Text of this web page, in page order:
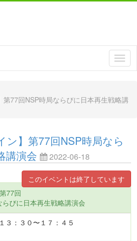
第77回NSP時局ならびに日本再生戦略講
ン】第77回NSP時局なら
講演会
2022-06-18
このイベントは終了しています
77回
らびに日本再生戦略講演会
３：３０〜１７：４５